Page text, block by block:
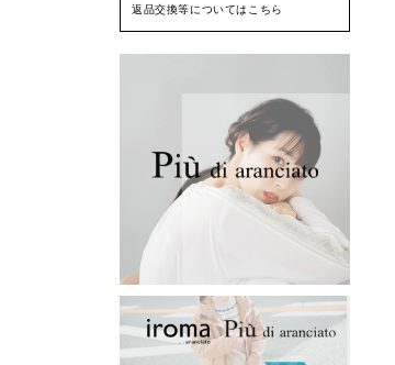
返品交換等についてはこちら